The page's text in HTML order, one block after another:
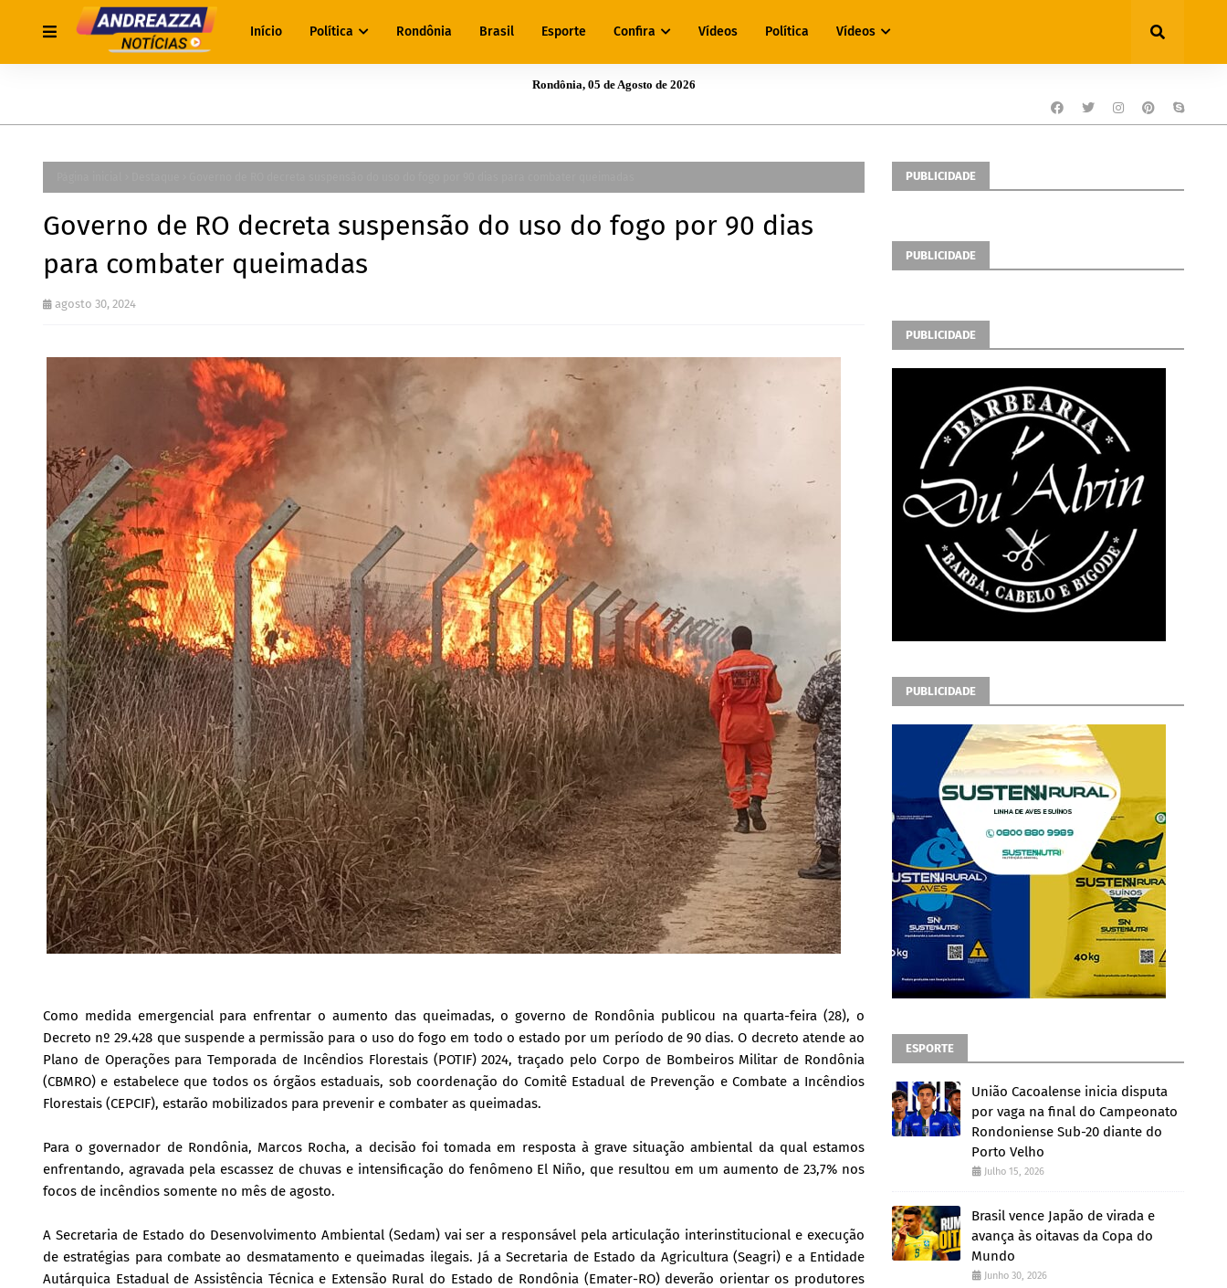
Início Política Rondônia Brasil Esporte Confira Vídeos Política Vídeos
Rondônia, 05 de Agosto de 2026
Governo de RO decreta suspensão do uso do fogo por 90 dias
para combater queimadas
agosto 30, 2024
Como medida emergencial para enfrentar o aumento das queimadas, o governo de Rondônia publicou na quarta-feira (28), o
Decreto nº 29.428 que suspende a permissão para o uso do fogo em todo o estado por um período de 90 dias. O decreto atende ao
Plano de Operações para Temporada de Incêndios Florestais (POTIF) 2024, traçado pelo Corpo de Bombeiros Militar de Rondônia
(CBMRO) e estabelece que todos os órgãos estaduais, sob coordenação do Comitê Estadual de Prevenção e Combate a Incêndios
Florestais (CEPCIF), estarão mobilizados para prevenir e combater as queimadas.
Para o governador de Rondônia, Marcos Rocha, a decisão foi tomada em resposta à grave situação ambiental da qual estamos
enfrentando, agravada pela escassez de chuvas e intensificação do fenômeno El Niño, que resultou em um aumento de 23,7% nos
focos de incêndios somente no mês de agosto.
A Secretaria de Estado do Desenvolvimento Ambiental (Sedam) vai ser a responsável pela articulação interinstitucional e execução
de estratégias para combate ao desmatamento e queimadas ilegais. Já a Secretaria de Estado da Agricultura (Seagri) e a Entidade
Autárquica Estadual de Assistência Técnica e Extensão Rural do Estado de Rondônia (Emater-RO) deverão orientar os produtores
PUBLICIDADE
PUBLICIDADE
PUBLICIDADE
PUBLICIDADE
ESPORTE
União Cacoalense inicia disputa
por vaga na final do Campeonato
Rondoniense Sub-20 diante do
Porto Velho
Julho 15, 2026
Brasil vence Japão de virada e
avança às oitavas da Copa do
Mundo
Junho 30, 2026